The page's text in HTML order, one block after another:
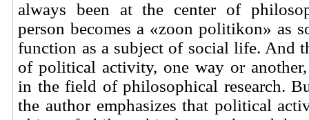
always been at the center of
person becomes a «zoon politikon» as
function as a subject of social life. And
of political activity, one way or
in the field of philosophical research.
the author emphasizes that political